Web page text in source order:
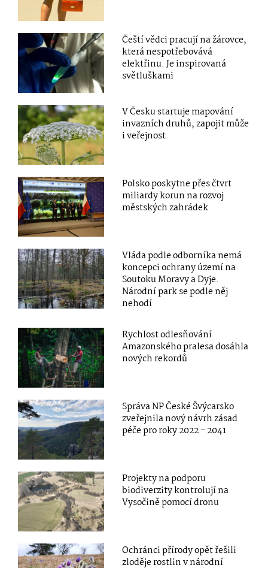
Čeští vědci pracují na žárovce,
která nespotřebovává
elektřinu. Je inspirovaná
světluškami
V Česku startuje mapování
invazních druhů, zapojit může
i veřejnost
Polsko poskytne přes čtvrt
miliardy korun na rozvoj
městských zahrádek
Vláda podle odborníka nemá
koncepci ochrany území na
Soutoku Moravy a Dyje.
Národní park se podle něj
nehodí
Rychlost odlesňování
Amazonského pralesa dosáhla
nových rekordů
Správa NP České Švýcarsko
zveřejnila nový návrh zásad
péče pro roky 2022 - 2041
Projekty na podporu
biodiverzity kontrolují na
Vysočině pomocí dronu
Ochránci přírody opět řešili
zloděje rostlin v národní